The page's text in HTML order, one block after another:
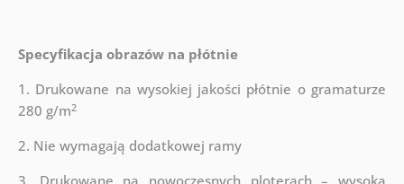
Specyfikacja obrazów na płótnie
1. Drukowane na wysokiej jakości płótnie o gramaturze
280 g/m2
2. Nie wymagają dodatkowej ramy